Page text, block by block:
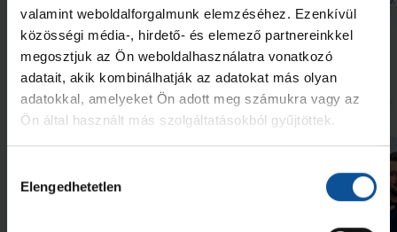
valamint weboldalforgalmunk elemzéséhez. Ezenkívül
közösségi média-, hirdető- és elemező partnereinkkel
megosztjuk az Ön weboldalhasználatra vonatkozó
adatait, akik kombinálhatják az adatokat más olyan
adatokkal, amelyeket Ön adott meg számukra vagy az
Ön által használt más szolgáltatásokból gyűjtöttek.
kiválasztása
Elengedhetetlen
Megnézem az összeset
További friss hírek